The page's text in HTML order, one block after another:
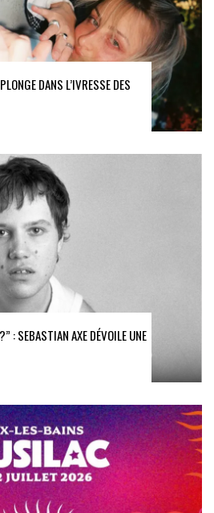
DANS L’IVRESSE DES
: SEBASTIAN AXE DÉVOILE UNE